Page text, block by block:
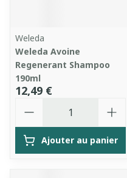
Weleda
Weleda Avoine
Regenerant Shampoo
190ml
12,49 €
Ajouter au panier